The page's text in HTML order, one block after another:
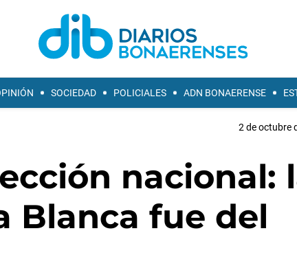
SOCIEDAD POLICIALES ADN BONAERENSE
2 de octubre
nacional:
Blanca fue del